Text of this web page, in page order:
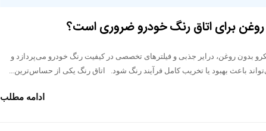
روغن برای اتاق رنگ خودرو ضروری است؟
بدون روغن، درایر جذبی و فیلترهای تخصصی در کیفیت رنگ خودرو می‌پردازد و
باعث بهبود یا تخریب کامل فرآیند رنگ شود. اتاق رنگ یکی از حساس‌ترین…
ادامه مطلب